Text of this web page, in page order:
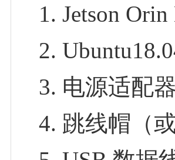
Jetson
电源适配器
跳线帽（